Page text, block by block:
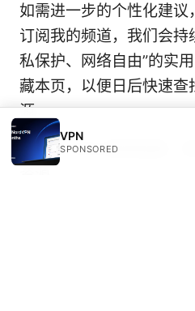
如需进一步的个性化建
订阅我的频道，我们会持
私保护、网络自由”的实
藏本页，以便日后快速查
源。
南科大 VPN 使用指南：
VPN
SPONSORED